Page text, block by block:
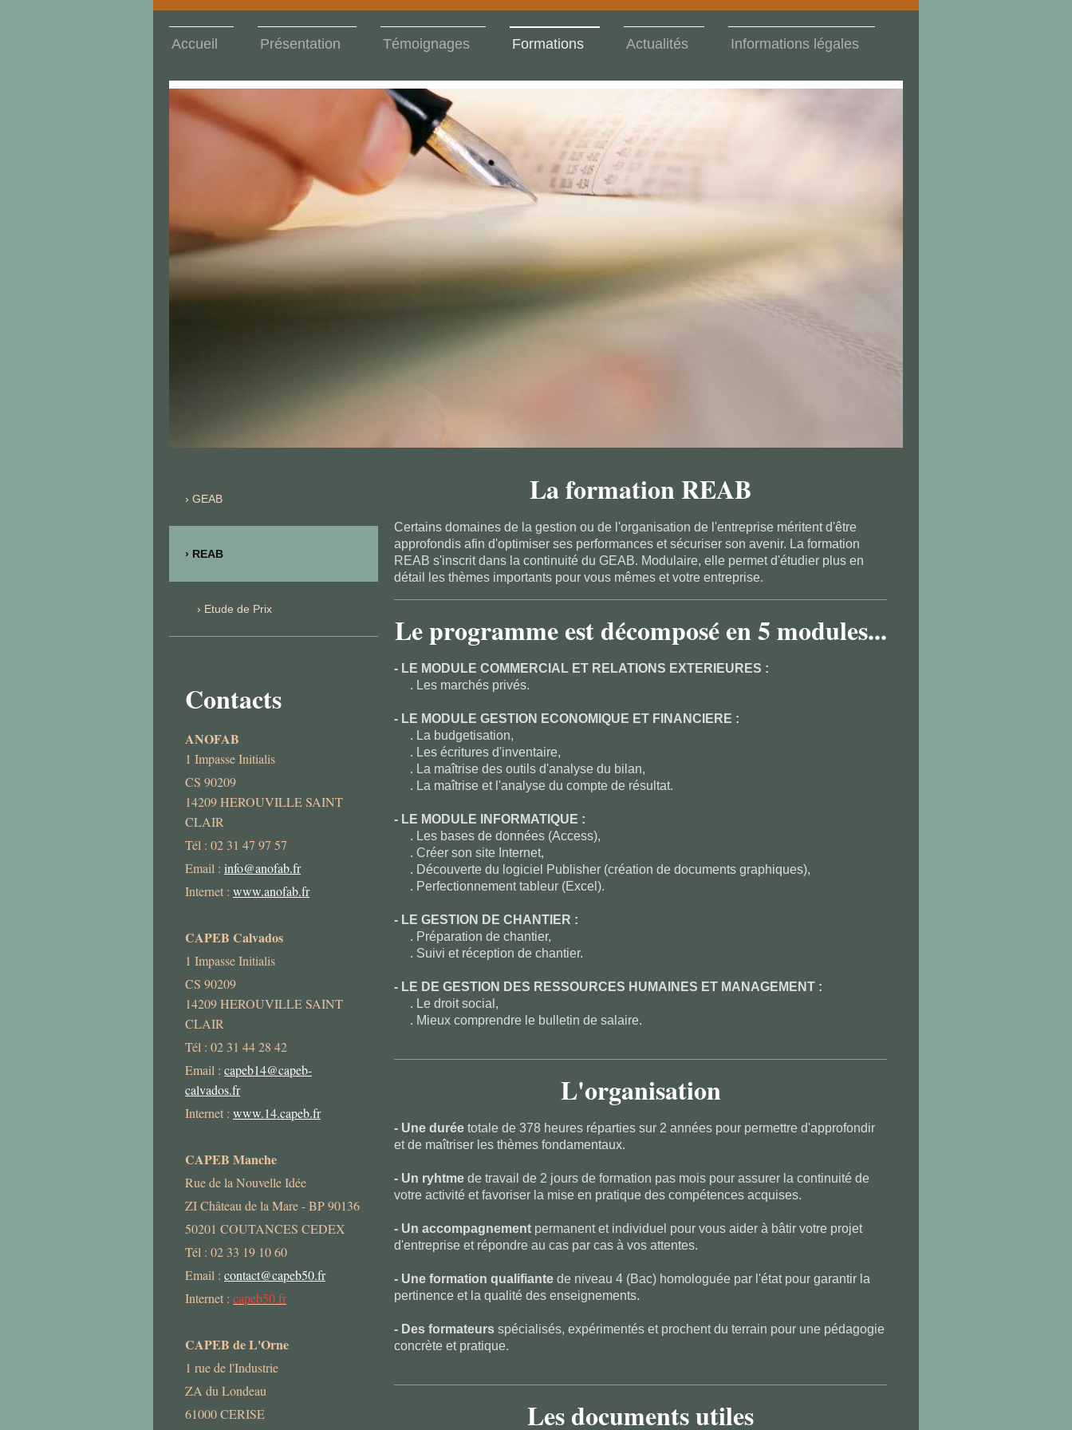
Accueil Présentation Témoignages Formations Actualités Informations légales
La formation REAB
Certains domaines de la gestion ou de l'organisation de l'entreprise méritent d'être
approfondis afin d'optimiser ses performances et sécuriser son avenir. La formation
REAB s'inscrit dans la continuité du GEAB. Modulaire, elle permet d'étudier plus en
détail les thèmes importants pour vous mêmes et votre entreprise.
Le programme est décomposé en 5 modules...
- LE MODULE COMMERCIAL ET RELATIONS EXTERIEURES :
. Les marchés privés.
- LE MODULE GESTION ECONOMIQUE ET FINANCIERE :
. La budgetisation,
. Les écritures d'inventaire,
. La maîtrise des outils d'analyse du bilan,
. La maîtrise et l'analyse du compte de résultat.
- LE MODULE INFORMATIQUE :
. Les bases de données (Access),
. Créer son site Internet,
. Découverte du logiciel Publisher (création de documents graphiques),
. Perfectionnement tableur (Excel).
- LE GESTION DE CHANTIER :
. Préparation de chantier,
. Suivi et réception de chantier.
- LE DE GESTION DES RESSOURCES HUMAINES ET MANAGEMENT :
. Le droit social,
. Mieux comprendre le bulletin de salaire.
L'organisation
- Une durée totale de 378 heures réparties sur 2 années pour permettre d'approfondir
et de maîtriser les thèmes fondamentaux.
- Un ryhtme de travail de 2 jours de formation pas mois pour assurer la continuité de
votre activité et favoriser la mise en pratique des compétences acquises.
- Un accompagnement permanent et individuel pour vous aider à bâtir votre projet
d'entreprise et répondre au cas par cas à vos attentes.
- Une formation qualifiante de niveau 4 (Bac) homologuée par l'état pour garantir la
pertinence et la qualité des enseignements.
- Des formateurs spécialisés, expérimentés et prochent du terrain pour une pédagogie
concrète et pratique.
Les documents utiles
GEAB
REAB
Etude de Prix
Contacts
ANOFAB
1 Impasse Initialis
CS 90209
14209 HEROUVILLE SAINT
CLAIR
Tél : 02 31 47 97 57
Email : info@anofab.fr
Internet : www.anofab.fr
CAPEB Calvados
1 Impasse Initialis
CS 90209
14209 HEROUVILLE SAINT
CLAIR
Tél : 02 31 44 28 42
Email : capeb14@capeb-
calvados.fr
Internet : www.14.capeb.fr
CAPEB Manche
Rue de la Nouvelle Idée
ZI Château de la Mare - BP 90136
50201 COUTANCES CEDEX
Tél : 02 33 19 10 60
Email : contact@capeb50.fr
Internet : capeb50.fr
CAPEB de L'Orne
1 rue de l'Industrie
ZA du Londeau
61000 CERISE